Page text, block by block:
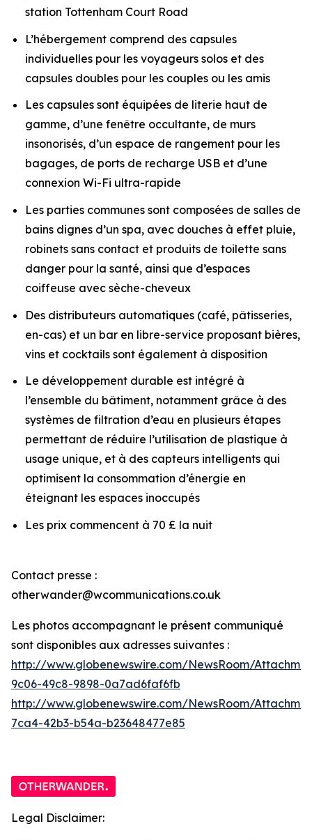
station Tottenham Court Road
L’hébergement comprend des capsules
individuelles pour les voyageurs solos et des
capsules doubles pour les couples ou les amis
Les capsules sont équipées de literie haut de
gamme, d’une fenêtre occultante, de murs
insonorisés, d’un espace de rangement pour les
bagages, de ports de recharge USB et d’une
connexion Wi-Fi ultra-rapide
Les parties communes sont composées de salles de
bains dignes d’un spa, avec douches à effet pluie,
robinets sans contact et produits de toilette sans
danger pour la santé, ainsi que d’espaces
coiffeuse avec sèche-cheveux
Des distributeurs automatiques (café, pâtisseries,
en-cas) et un bar en libre-service proposant bières,
vins et cocktails sont également à disposition
Le développement durable est intégré à
l’ensemble du bâtiment, notamment grâce à des
systèmes de filtration d’eau en plusieurs étapes
permettant de réduire l’utilisation de plastique à
usage unique, et à des capteurs intelligents qui
optimisent la consommation d’énergie en
éteignant les espaces inoccupés
Les prix commencent à 70 £ la nuit
Contact presse :
otherwander@wcommunications.co.uk
Les photos accompagnant le présent communiqué
sont disponibles aux adresses suivantes :
http://www.globenewswire.com/NewsRoom/
9c06-49c8-9898-0a7ad6faf6fb
http://www.globenewswire.com/NewsRoom/
7ca4-42b3-b54a-b23648477e85
Legal Disclaimer: